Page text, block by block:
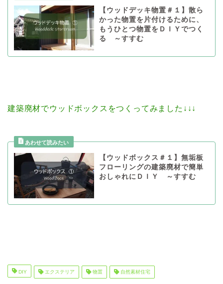
【ウッドデッキ物置＃１】散ら
かった物置を片付けるために、
もうひとつ物置をＤＩＹでつく
る ～すすむ
建築廃材でウッドボックスをつくってみました↓↓↓
【ウッドボックス＃１】無垢板
フローリングの建築廃材で簡単
おしゃれにＤＩＹ ～すすむ
DIY エクステリア 物置 自然素材住宅